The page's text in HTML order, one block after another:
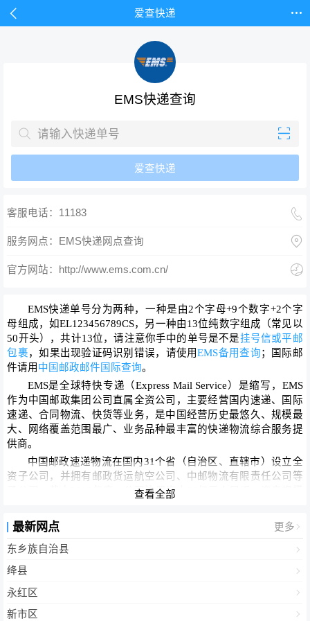
 爱查快递 
EMS快递查询
 
爱查快递
客服电话：11183 
服务网点：EMS快递网点查询 
官方网站：http://www.ems.com.cn/ 
EMS快递单号分为两种，一种是由2个字母+9个数字+2个字
母组成，如EL123456789CS，另一种由13位纯数字组成 （常见以
50开头），共计13位，请注意你手中的单号是不是挂号信或平邮
包裹，如果出现验证码识别错误，请使用EMS备用查询；国际邮
件请用 中国邮政邮件国际查询。
EMS是全球特快专递（Express Mail Service）是缩写，EMS
作为中国邮政集团公司直属全资公司，主要经营国内速递、国际
速递、合同物流、快货等业务，是中国经营历史最悠久、规模最
大、网络覆盖范围最广、业务品种最丰富的快递物流综合服务提
供商。
中国邮政速递物流在国内31个省（自治区、直辖市）设立全
资子公司，并拥有邮政货运航空公司、中邮物流有限责任公司等
子公司。截止2010年底，公司注册资本80亿元人民币，资产规模
区、直辖市）的所有市县乡（镇），通达包括港、澳、台地区在
内的全球200余个国家和地区，营业
超过4.5万个。中国邮政
速递物流拥有享誉全球的
品牌和国内知名的
“ CNPL
个国家和地区以及国内近2,000个城市。
查看全部
最新网点
更多
东乡族自治县
绛县
永红区
新市区